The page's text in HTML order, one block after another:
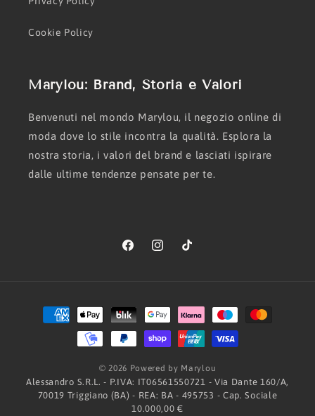
Cookie Policy
Marylou: Brand, Storia e Valori
Benvenuti nel mondo Marylou, il negozio online di
moda dove lo stile incontra la qualità. Esplora la
nostra storia, i valori del brand e lasciati ispirare
dalle ultime tendenze pensate per te.
FacebookInstagramTikTok
Metodi
di
pagamento
© 2026 Powered by Marylou
Alessandro S.R.L. - P.IVA: IT06561550721 - Via Dante 160/A,
70019 Triggiano (BA) - REA: BA - 495753 - Cap. Sociale
10.000,00 €